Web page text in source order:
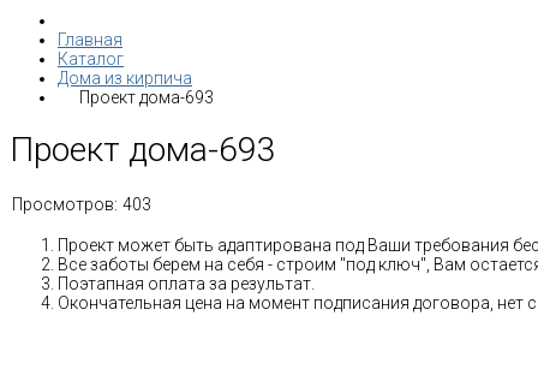
Главная
Каталог
Дома из кирпича
Проект дома-693
Проект дома-693
Просмотров: 403
Проект может быть адаптирована под Ваши требования
Все заботы берем на себя - строим "под ключ", Вам
Поэтапная оплата за результат.
Окончательная цена на момент подписания договора, нет